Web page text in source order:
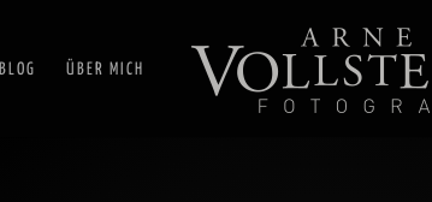
BLOG ÜBER MICH